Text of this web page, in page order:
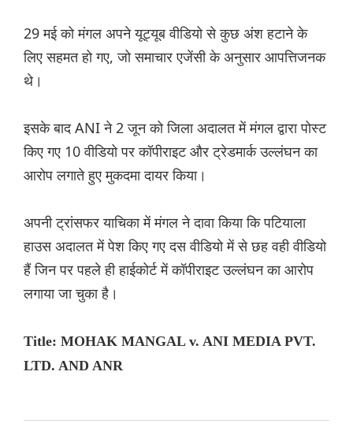
29 मई को मंगल अपने यूट्यूब वीडियो से कुछ अंश हटाने के
लिए सहमत हो गए, जो समाचार एजेंसी के अनुसार आपत्तिजनक
थे।
इसके बाद ANI ने 2 जून को जिला अदालत में मंगल द्वारा पोस्ट
किए गए 10 वीडियो पर कॉपीराइट और ट्रेडमार्क उल्लंघन का
आरोप लगाते हुए मुकदमा दायर किया।
अपनी ट्रांसफर याचिका में मंगल ने दावा किया कि पटियाला
हाउस अदालत में पेश किए गए दस वीडियो में से छह वही वीडियो
हैं जिन पर पहले ही हाईकोर्ट में कॉपीराइट उल्लंघन का आरोप
लगाया जा चुका है।
Title: MOHAK MANGAL v. ANI MEDIA PVT.
LTD. AND ANR